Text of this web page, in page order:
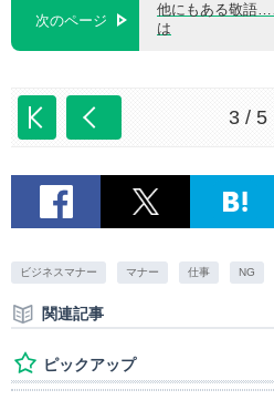
次のページ
他にもある敬語
は
3 / 5
ビジネスマナー マナー 仕事 NG
関連記事
ピックアップ